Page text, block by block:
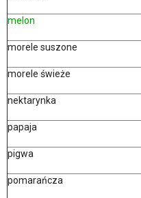
melon
morele suszone
morele świeże
nektarynka
papaja
pigwa
pomarańcza